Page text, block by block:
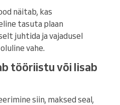
näitab, kas
tasuta plaan
juhtida ja vajadusel
vahe.
tööriistu või lisab
siin, maksed seal,